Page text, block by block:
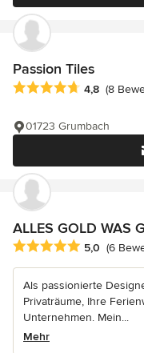
Passion Tiles
Durchschnittliche
4,8 (8
01723 Grumbach
ALLES GOLD WAS
Durchschnittliche
5,0 (6
Als passionierte
Privaträume, Ihre
Unternehmen. Mein...
Mehr